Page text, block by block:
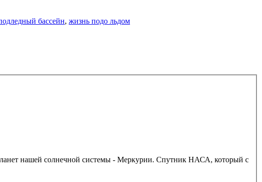
бассейн, жизнь подо льдом
системы - Меркурии. Спутник НАСА, который с